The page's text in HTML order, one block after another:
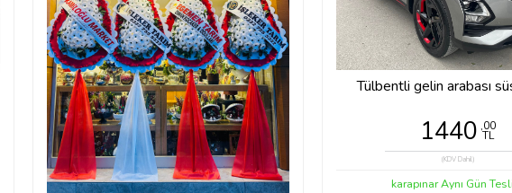
Tülbentli gelin arabası
1440 ,00
TL
(KDV Dahil)
karapınar Aynı Gün